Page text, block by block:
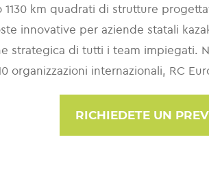
km quadrati di strutture
innovative per aziende statali
strategica di tutti i team impiegati.
organizzazioni internazionali, RC
RICHIEDETE UN